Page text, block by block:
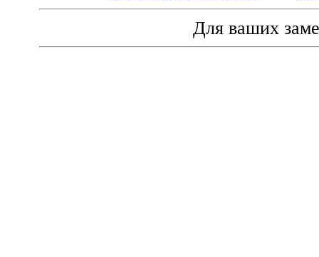
Для ваших